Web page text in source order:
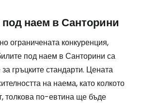
наем в Санторини
ограничената конкуренция,
под наем в Санторини са
гръцките стандарти. Цената
на наема, като колкото
толкова по-евтина ще бъде